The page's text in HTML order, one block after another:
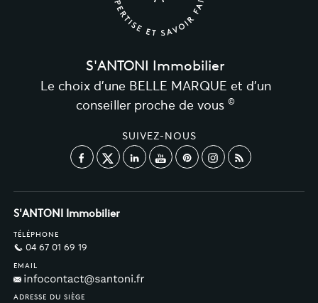
S'ANTONI Immobilier
Le choix d’une BELLE MARQUE et d’un
conseiller proche de vous ©
SUIVEZ-NOUS
S'ANTONI Immobilier
TÉLÉPHONE
04 67 01 69 19
EMAIL
ADRESSE DU SIÈGE